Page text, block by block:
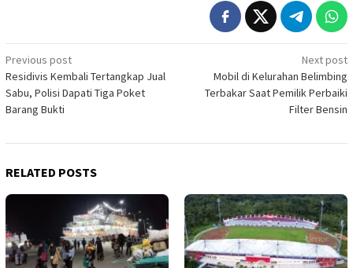
Post
navigation
Previous post
Residivis Kembali Tertangkap Jual
Sabu, Polisi Dapati Tiga Poket
Barang Bukti
Next post
Mobil di Kelurahan Belimbing
Terbakar Saat Pemilik Perbaiki
Filter Bensin
RELATED POSTS